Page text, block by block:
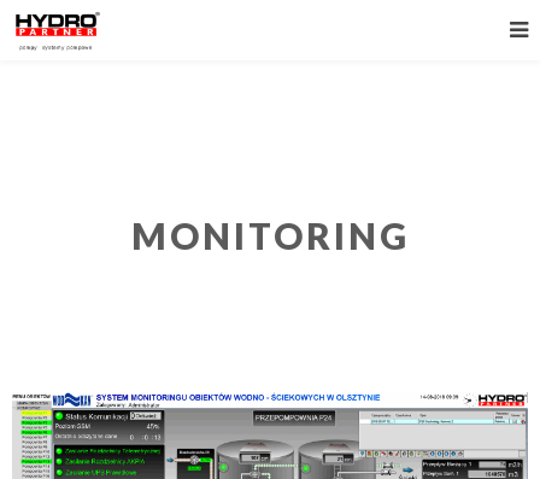
MONITORING